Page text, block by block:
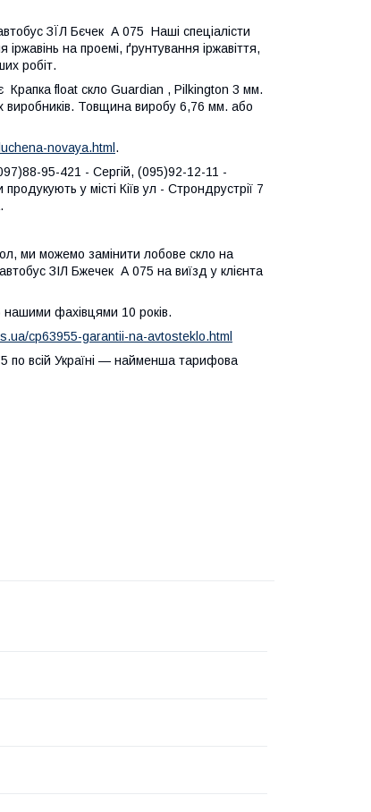
ЗЇЛ Бєчек А 075 Наші спеціалісти
на проемі, ґрунтування іржавіття,
робіт.
Крапка float скло Guardian , Pilkington 3 мм.
виробників. Товщина виробу 6,76 мм. або
novaya.html .
95-421 - Сергій, (095)92-12-11 -
у місті Кіїв ул - Строндрустрії 7
ми можемо замінити лобове скло на
ЗІЛ Бжечек А 075 на виїзд у клієнта
фахівцями 10 років.
cp63955-garantii-na-avtosteklo.html
по всій Україні — найменша тарифова